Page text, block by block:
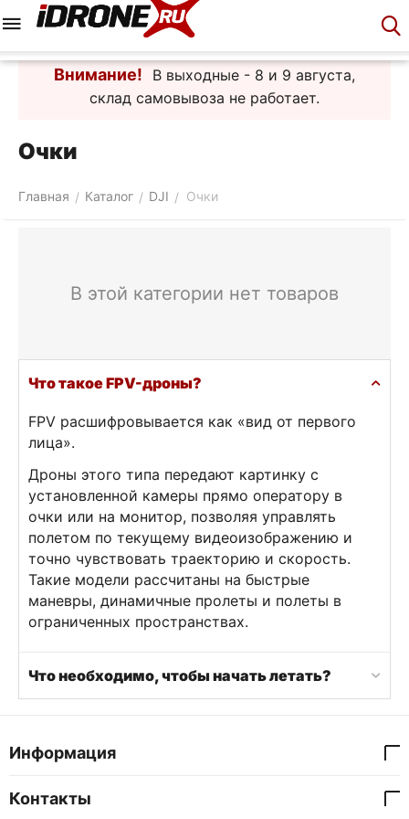
Внимание!
В выходные - 8 и 9 августа,
склад самовывоза не работает.
Очки
Главная / Каталог / DJI / Очки
Что такое FPV-дроны?
FPV расшифровывается как «вид от первого
лица».
Дроны этого типа передают картинку с
установленной камеры прямо оператору в
очки или на монитор, позволяя управлять
полетом по текущему видеоизображению и
точно чувствовать траекторию и скорость.
Такие модели рассчитаны на быстрые
маневры, динамичные пролеты и полеты в
ограниченных пространствах.
Что необходимо, чтобы начать летать?
В этой категории нет товаров
Информация
Контакты
Корзина